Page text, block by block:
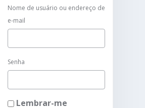
Nome de usuário ou endereço de
e-mail
Senha
Lembrar-me